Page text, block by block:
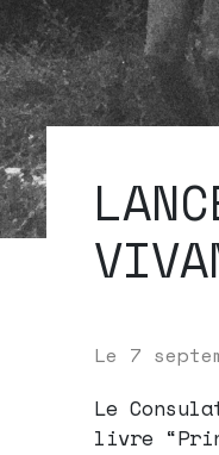
Le 7
Le
livre